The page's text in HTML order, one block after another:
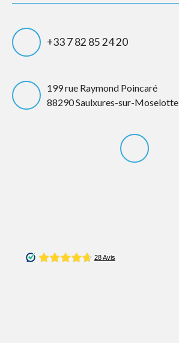
+33 7 82 85 24 20
199 rue Raymond Poincaré
88290 Saulxures-sur-Moselotte